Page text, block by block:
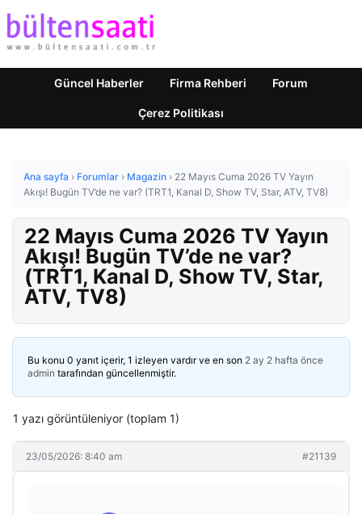
Güncel Haberler Firma Rehberi Forum
Çerez Politikası
Ana sayfa › Forumlar › Magazin › 22 Mayıs Cuma 2026 TV Yayın
Akışı! Bugün TV’de ne var? (TRT1, Kanal D, Show TV, Star, ATV, TV8)
22 Mayıs Cuma 2026 TV Yayın
Akışı! Bugün TV’de ne var?
(TRT1, Kanal D, Show TV, Star,
ATV, TV8)
Bu konu 0 yanıt içerir, 1 izleyen vardır ve en son 2 ay 2 hafta önce
admin tarafından güncellenmiştir.
1 yazı görüntüleniyor (toplam 1)
23/05/2026: 8:40 am #21139